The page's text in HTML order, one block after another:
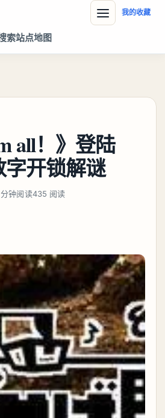
索站点地图
我的收藏
all！》登陆
字开锁解谜
钟阅读435 阅读